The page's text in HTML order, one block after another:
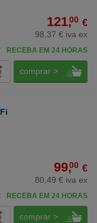
121,00 €
98,37 € iva ex
RECEBA EM 24 HORAS
comprar >
99,00 €
80,49 € iva ex
RECEBA EM 24 HORAS
comprar >